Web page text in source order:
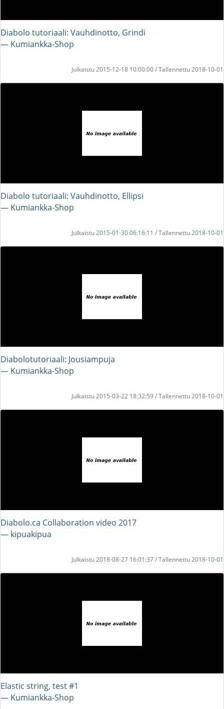
Diabolo tutoriaali: Vauhdinotto, Grindi
― Kumiankka-Shop
Julkaistu 2015-12-18 10:00:00 / Tallennettu 2018-10-01
Diabolo tutoriaali: Vauhdinotto, Ellipsi
― Kumiankka-Shop
Julkaistu 2015-01-30 06:16:11 / Tallennettu 2018-10-01
Diabolotutoriaali: Jousiampuja
― Kumiankka-Shop
Julkaistu 2015-03-22 18:32:59 / Tallennettu 2018-10-01
Diabolo.ca Collaboration video 2017
― kipuakipua
Julkaistu 2018-08-27 16:01:37 / Tallennettu 2018-10-01
Elastic string, test #1
― Kumiankka-Shop